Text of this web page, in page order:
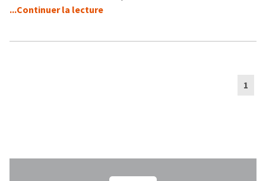
...Continuer la lecture
1